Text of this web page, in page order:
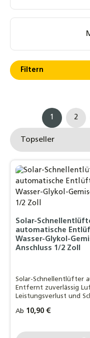
Filtern
Seite
1 2
Solar-
automatische
Wasser-Glykol-
Anschluss 1/2 Zoll
Solar-Schnellentlüfter
Entfernt zuverlässig
Leistungsverlust und
Regulärer Preis:
Ab 10,90 €